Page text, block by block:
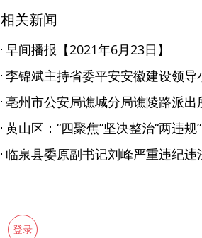
相关新闻
早间播报【2021年6月23日】
李锦斌主持省委平安安徽建设领导
黄山区：“四聚焦”坚决整治“两违规”
登录